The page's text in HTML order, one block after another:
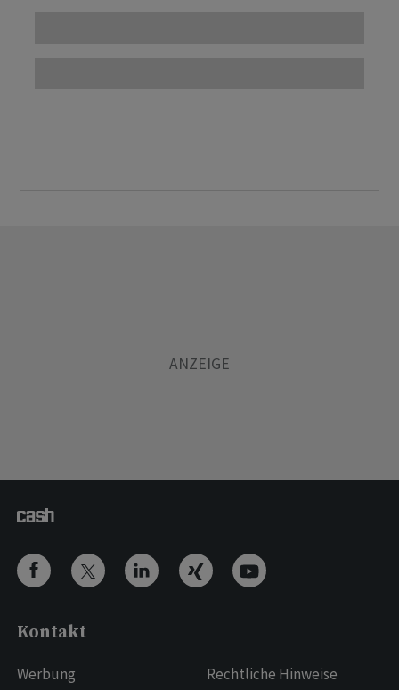
Kontakt
Werbung
Rechtliche Hinweise